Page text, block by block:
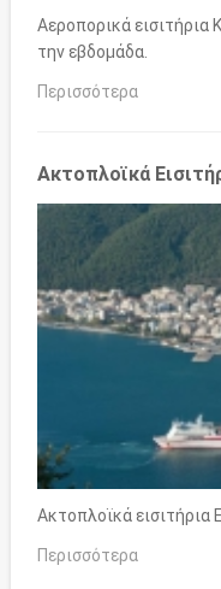
Αεροπορικά εισιτήρια
την εβδομάδα.
Περισσότερα
Ακτοπλοϊκά
Ακτοπλοϊκά εισιτήρια
Περισσότερα